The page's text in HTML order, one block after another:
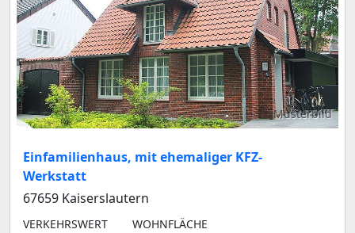
Musterbild
Einfamilienhaus, mit ehemaliger KFZ-
Werkstatt
67659 Kaiserslautern
VERKEHRSWERT
WOHNFLÄCHE